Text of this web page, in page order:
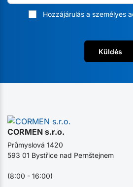
Hozzájárulás a személyes
Küldés
CORMEN s.r.o.
Průmyslová 1420
593 01 Bystřice nad Pernštejnem
(8:00 - 16:00)